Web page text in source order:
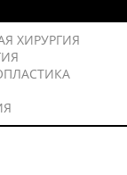
ХИРУРГИЯ